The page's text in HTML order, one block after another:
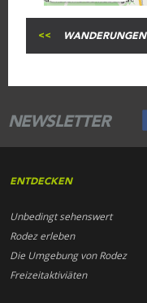
WANDERUNGEN
NEWSLETTER
ENTDECKEN
Unbedingt sehenswert
Rodez erleben
Die Umgebung von Rodez
Freizeitaktiviäten